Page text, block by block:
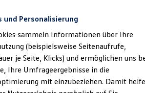
Class bei Volkswagen
Inhalte auf dieser Seite ist die Autohaus
Inh. Hansjörg Rothermel
)
und Personalisierung
sammeln Informationen über Ihre
(beispielsweise Seitenaufrufe,
je Seite, Klicks) und ermöglichen uns
Ihre Umfrageergebnisse in die
mit einzubeziehen. Damit